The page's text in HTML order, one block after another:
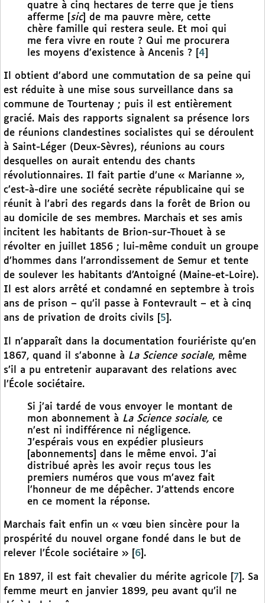
quatre à cinq hectares de terre que je tiens
afferme [ sic] de ma pauvre mère, cette
chère famille qui restera seule. Et moi qui
me fera vivre en route ? Qui me procurera
les moyens d’existence à Ancenis ?
4
Il obtient d’abord une commutation de sa peine qui
est réduite à une mise sous surveillance dans sa
commune de Tourtenay ; puis il est entièrement
gracié. Mais des rapports signalent sa présence lors
de réunions clandestines socialistes qui se déroulent
à Saint-Léger (Deux-Sèvres), réunions au cours
desquelles on aurait entendu des chants
révolutionnaires. Il fait partie d’une « Marianne »,
c’est-à-dire une société secrète républicaine qui se
réunit à l’abri des regards dans la forêt de Brion ou
au domicile de ses membres. Marchais et ses amis
incitent les habitants de Brion-sur-Thouet à se
révolter en juillet 1856 ; lui-même conduit un groupe
d’hommes dans l’arrondissement de Semur et tente
de soulever les habitants d’Antoigné (Maine-et-Loire).
Il est alors arrêté et condamné en septembre à trois
ans de prison – qu’il passe à Fontevrault – et à cinq
ans de privation de droits civils
5 .
Il n’apparaît dans la documentation fouriériste qu’en
1867, quand il s’abonne à La Science sociale, même
s’il a pu entretenir auparavant des relations avec
l’École sociétaire.
Si j’ai tardé de vous envoyer le montant de
mon abonnement à La Science sociale, ce
n’est ni indifférence ni négligence.
J’espérais vous en expédier plusieurs
[abonnements] dans le même envoi. J’ai
distribué après les avoir reçus tous les
premiers numéros que vous m’avez fait
l’honneur de me dépêcher. J’attends encore
en ce moment la réponse.
Marchais fait enfin un « vœu bien sincère pour la
prospérité du nouvel organe fondé dans le but de
relever l’École sociétaire »
6 .
En 1897, il est fait chevalier du mérite agricole 7 . Sa
femme meurt en janvier 1899, peu avant qu’il ne